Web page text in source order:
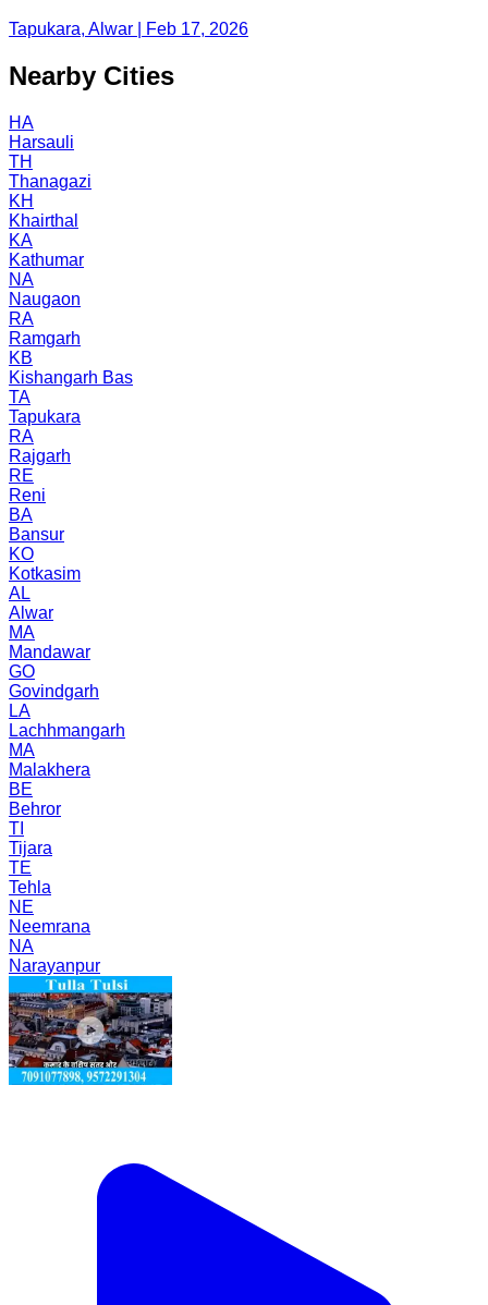
Tapukara, Alwar | Feb 17, 2026
Nearby Cities
HA
Harsauli
TH
Thanagazi
KH
Khairthal
KA
Kathumar
NA
Naugaon
RA
Ramgarh
KB
Kishangarh Bas
TA
Tapukara
RA
Rajgarh
RE
Reni
BA
Bansur
KO
Kotkasim
AL
Alwar
MA
Mandawar
GO
Govindgarh
LA
Lachhmangarh
MA
Malakhera
BE
Behror
TI
Tijara
TE
Tehla
NE
Neemrana
NA
Narayanpur